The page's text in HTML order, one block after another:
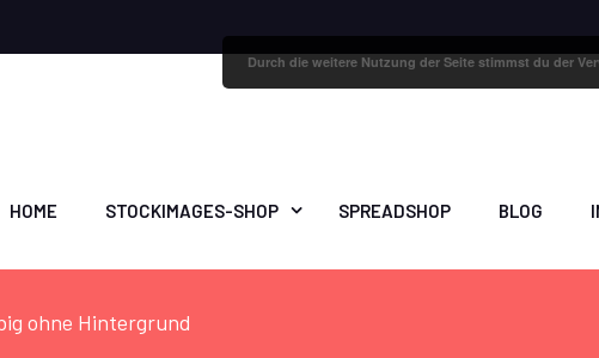
HOME STOCKIMAGES-SHOP SPREADSHOP BLOG
ohne Hintergrund
Durch die weitere Nutzung der Seite stimmst du der